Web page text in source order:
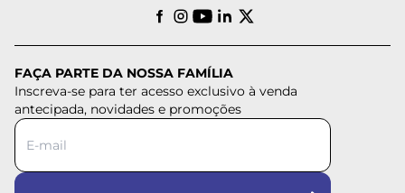
FAÇA PARTE DA NOSSA FAMÍLIA
Inscreva-se para ter acesso exclusivo à venda
antecipada, novidades e promoções